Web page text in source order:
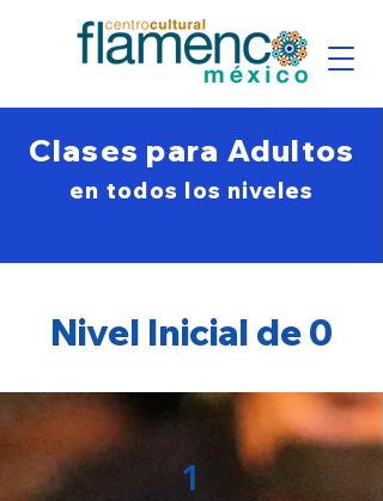
Clases para Adultos
en todos los niveles
Nivel Inicial de 0
1